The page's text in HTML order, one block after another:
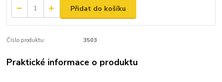
Přidat do košíku
Číslo produktu: 3503
Praktické informace o produktu